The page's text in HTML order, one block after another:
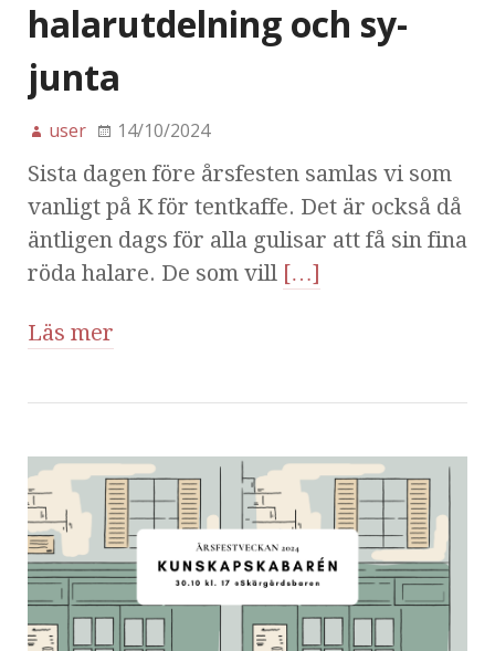
halarutdelning och sy-
junta
user 14/10/2024
Sista dagen före årsfesten samlas vi som
vanligt på K för tentkaffe. Det är också då
äntligen dags för alla gulisar att få sin fina
röda halare. De som vill […]
Läs mer